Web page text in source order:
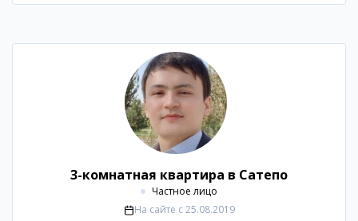
3-комнатная квартира в Сатепо
Частное лицо
На сайте с 25.08.2019